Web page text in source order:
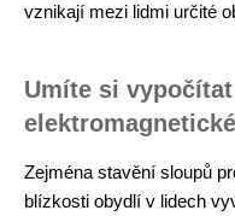
vznikají mezi lidmi určité
Umíte si
Zejména stavění sloupů
blízkosti obydlí v lidech